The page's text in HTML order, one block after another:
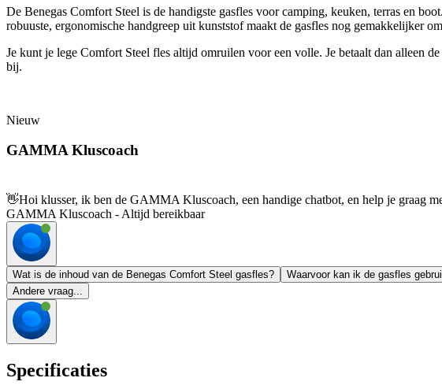
De Benegas Comfort Steel is de handigste gasfles voor camping, keuken, terras en
robuuste, ergonomische handgreep uit kunststof maakt de gasfles nog gemakkelijker
Je kunt je lege Comfort Steel fles altijd omruilen voor een volle. Je betaalt dan alleen
bij.
Nieuw
GAMMA Kluscoach
👋Hoi klusser, ik ben de GAMMA Kluscoach, een handige chatbot, en help je graag
GAMMA Kluscoach - Altijd bereikbaar
Wat is de inhoud van de Benegas Comfort Steel gasfles? Waarvoor kan ik de gasfles
Andere vraag...
Specificaties